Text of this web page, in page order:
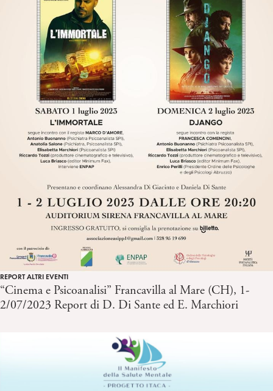
REPORT ALTRI EVENTI
“Cinema e Psicoanalisi” Francavilla al Mare (CH), 1-
2/07/2023 Report di D. Di Sante ed E. Marchiori